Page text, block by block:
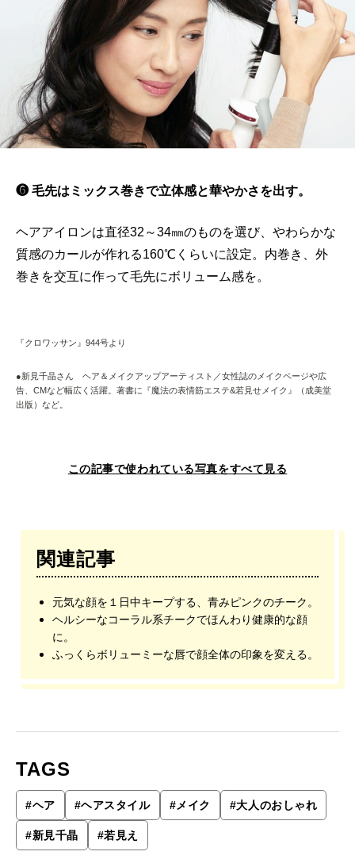
❻ 毛先はミックス巻きで立体感と華やかさを出す。
ヘアアイロンは直径32～34㎜のものを選び、やわらかな
質感のカールが作れる160℃くらいに設定。内巻き、外
巻きを交互に作って毛先にボリューム感を。
『クロワッサン』944号より
●新見千晶さん ヘア＆メイクアップアーティスト／女性誌のメイクページや広
告、CMなど幅広く活躍。著書に『魔法の表情筋エステ&若見せメイク』（成美堂
出版）など。
この記事で使われている写真をすべて見る
関連記事
元気な顔を１日中キープする、青みピンクのチーク。
ヘルシーなコーラル系チークでほんわり健康的な顔
に。
ふっくらボリューミーな唇で顔全体の印象を変える。
TAGS
#ヘア #ヘアスタイル #メイク #大人のおしゃれ
#新見千晶 #若見え